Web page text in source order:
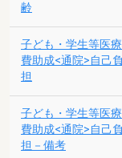
齢
子ども・学生等医療
費助成<通院>自己負
担
子ども・学生等医療
費助成<通院>自己負
担－備考